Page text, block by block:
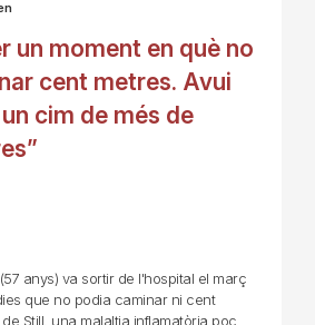
un moment en què no
cent metres. Avui
cim de més de
anys) va sortir de l'hospital el març
que no podia caminar ni cent
Still, una malaltia inflamatòria poc